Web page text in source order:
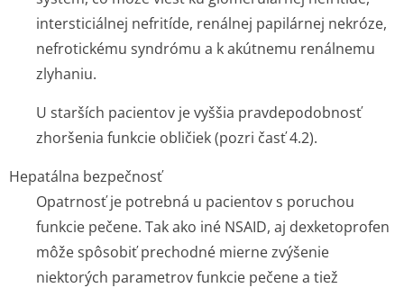
intersticiálnej nefritíde, renálnej papilárnej nekróze,
nefrotickému syndrómu a k akútnemu renálnemu
zlyhaniu.
U starších pacientov je vyššia pravdepodobnosť
zhoršenia funkcie obličiek (pozri časť 4.2).
Hepatálna bezpečnosť
Opatrnosť je potrebná u pacientov s poruchou
funkcie pečene. Tak ako iné NSAID, aj dexketoprofen
môže spôsobiť prechodné mierne zvýšenie
niektorých parametrov funkcie pečene a tiež